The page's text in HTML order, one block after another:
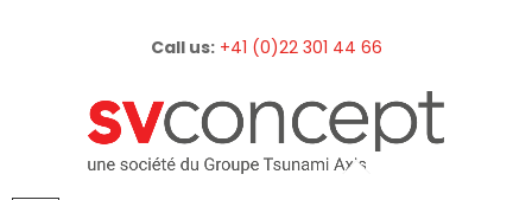
Call us: +41 (0)22 301 44 66